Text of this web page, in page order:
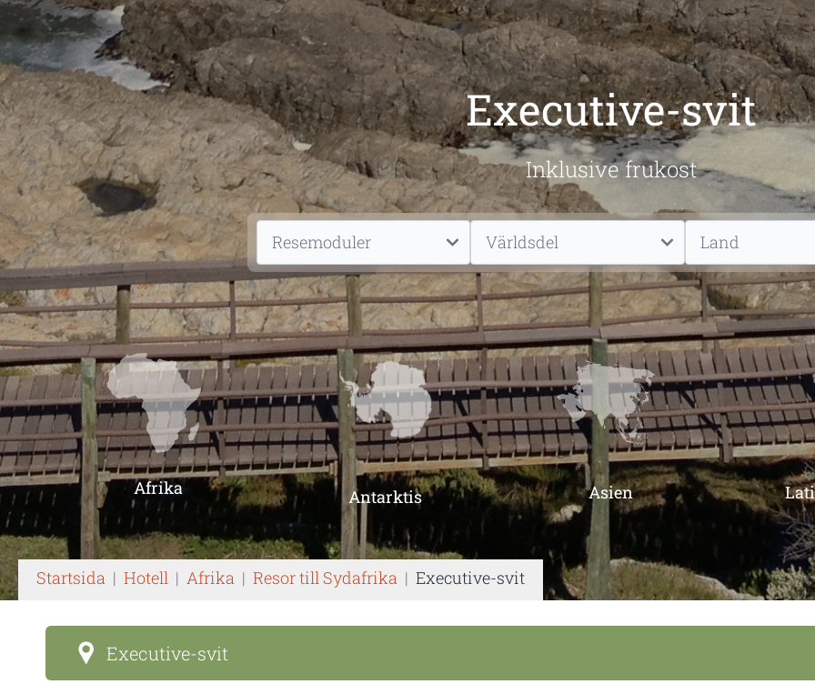
Executive-svit
Inklusive frukost
Afrika Antarktis Asien
Startsida | Hotell | Afrika | Resor till Sydafrika | Executive-svit
Executive-svit